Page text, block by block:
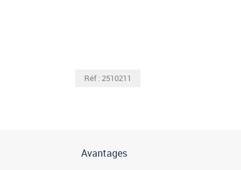
Réf : 2510211
Avantages